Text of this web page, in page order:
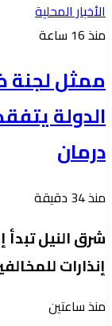
الأخبار المحلية
منذ 16 ساعة
ممثل لجنة
الدولة
درمان
منذ 34 دقيقة
شرق النيل تبدأ
إنذارات
منذ ساعتين